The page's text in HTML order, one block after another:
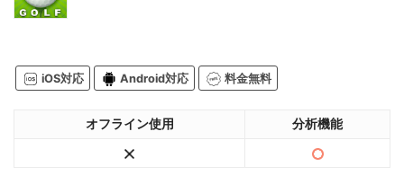
iOS対応 Android対応 料金無料
オフライン使用 分析機能